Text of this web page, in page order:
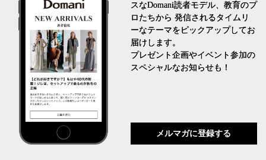
スなDomani読者モデル、教育のプ
ロたちから 発信されるタイムリ
ーなテーマをピックアップしてお
届けします。
プレゼント企画やイベント参加の
スペシャルなお知らせも！
メルマガに登録する